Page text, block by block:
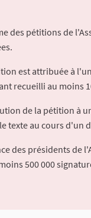
des pétitions de
est attribuée à
recueilli au moins
de la pétition à
texte au cours d'un
des présidents de
500 000